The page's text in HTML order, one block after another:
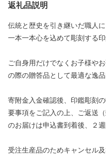
返礼品説明
伝統と歴史を引き継いだ職人
一本一本心を込めて彫刻する印
ご自身用だけでなくお子様や
の際の贈答品として最適な逸品
寄附金入金確認後、印鑑彫刻
要事項をご記入の上、ご返送
のお届けは申込書到着後、２
受注生産品のためキャンセル